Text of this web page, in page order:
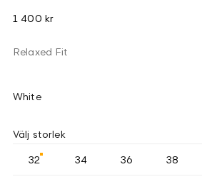
1 400 kr
Relaxed Fit
White
Välj storlek
32 34 36 38